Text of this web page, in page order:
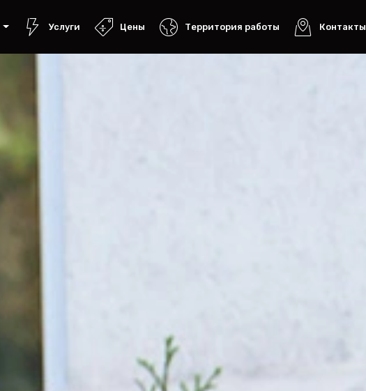
Услуги Цены Территория работы Контакты